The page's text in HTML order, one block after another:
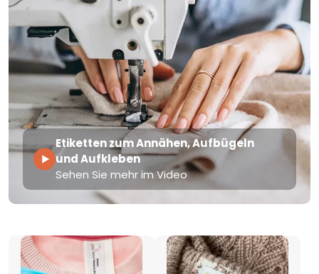
Etiketten zum Annähen, Aufbügeln
und Aufkleben
Sehen Sie mehr im Video